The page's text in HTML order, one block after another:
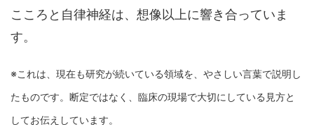
こころと自律神経は、想像以上に響き合っていま
す。
※これは、現在も研究が続いている領域を、やさしい言葉で説明し
たものです。断定ではなく、臨床の現場で大切にしている見方と
してお伝えしています。